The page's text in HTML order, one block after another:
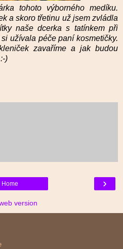
tohoto výborného medíku.
a skoro třetinu už jsem zvládla
naše dcerka s tatínkem při
užívala péče paní kosmetičky.
zavaříme a jak budou
)
›
Home
version